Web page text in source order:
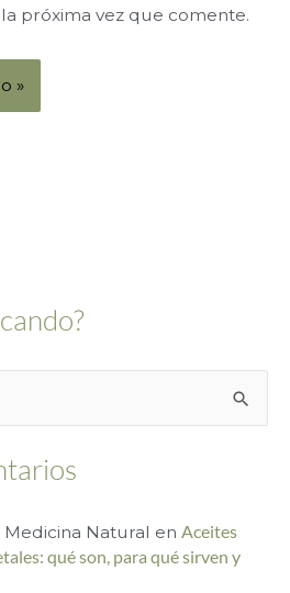
próxima vez que comente.
Natural en Aceites
qué son, para qué sirven y